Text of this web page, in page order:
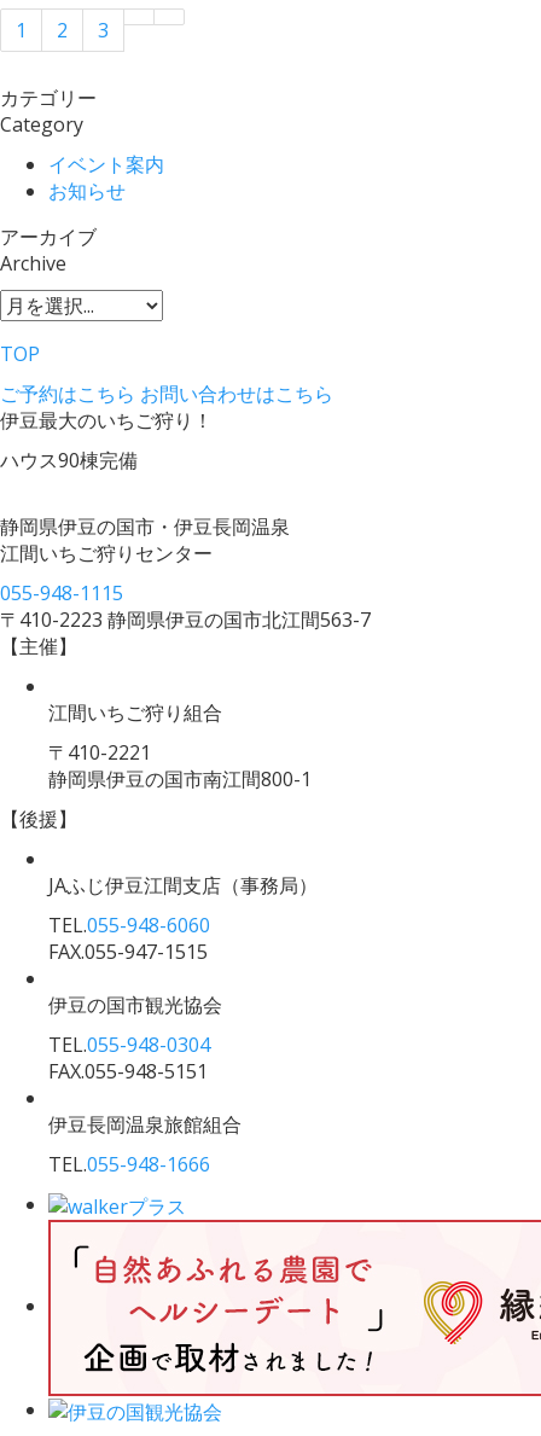
1 2 3
カテゴリー
Category
イベント案内
お知らせ
アーカイブ
Archive
TOP
ご予約はこちら お問い合わせはこちら
伊豆最大のいちご狩り！
ハウス90棟完備
静岡県伊豆の国市・伊豆長岡温泉
江間いちご狩りセンター
055-948-1115
〒410-2223 静岡県伊豆の国市北江間563-7
【主催】
江間いちご狩り組合
〒410-2221
静岡県伊豆の国市南江間800-1
【後援】
JAふじ伊豆江間支店 （事務局）
TEL.055-948-6060
FAX.055-947-1515
伊豆の国市観光協会
TEL.055-948-0304
FAX.055-948-5151
伊豆長岡温泉旅館組合
TEL.055-948-1666